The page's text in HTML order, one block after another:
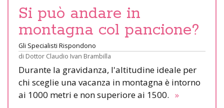
Si può andare in
montagna col pancione?
Gli Specialisti Rispondono
di Dottor Claudio Ivan Brambilla
Durante la gravidanza, l'altitudine ideale per
chi sceglie una vacanza in montagna è intorno
ai 1000 metri e non superiore ai 1500. »